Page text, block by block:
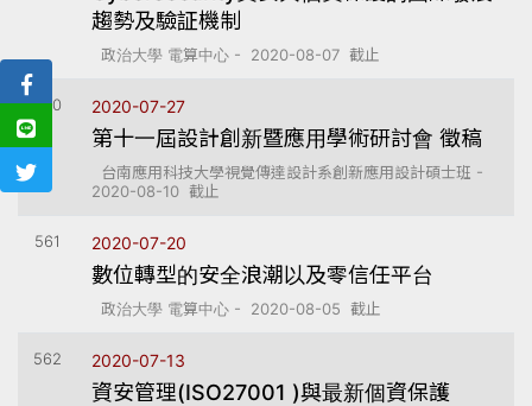
趨勢及驗証機制
政治大學 電算中心 - 2020-08-07 截止
560 2020-07-27
第十一屆設計創新暨應用學術研討會 徵稿
台南應用科技大學視覺傳達設計系創新應用設計碩士班 -
2020-08-10 截止
561 2020-07-20
數位轉型的安全浪潮以及零信任平台
政治大學 電算中心 - 2020-08-05 截止
562 2020-07-13
資安管理(ISO27001 )與最新個資保護